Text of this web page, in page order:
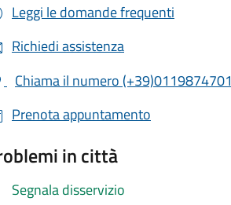
Leggi le domande frequenti
Richiedi assistenza
Chiama il numero (+39)0119874701
Prenota appuntamento
in città
Segnala disservizio